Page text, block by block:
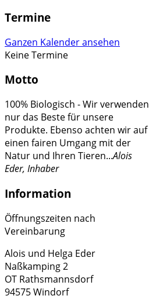
Termine
Ganzen Kalender ansehen
Keine Termine
Motto
100% Biologisch - Wir verwenden
nur das Beste für unsere
Produkte. Ebenso achten wir auf
einen fairen Umgang mit der
Natur und Ihren Tieren...Alois
Eder, Inhaber
Information
Öffnungszeiten nach
Vereinbarung
Alois und Helga Eder
Naßkamping 2
OT Rathsmannsdorf
94575 Windorf